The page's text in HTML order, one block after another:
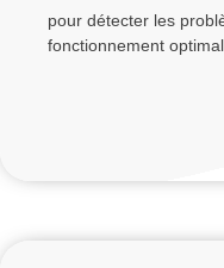
pour détecter les
fonctionnement